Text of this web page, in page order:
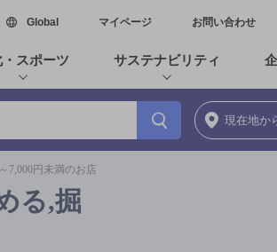
Global新しいウィンドウで開く
マイページ お問い合わせ
スポーツ サステナビリティ
現在地か
7,000円未満のお店
る,掘